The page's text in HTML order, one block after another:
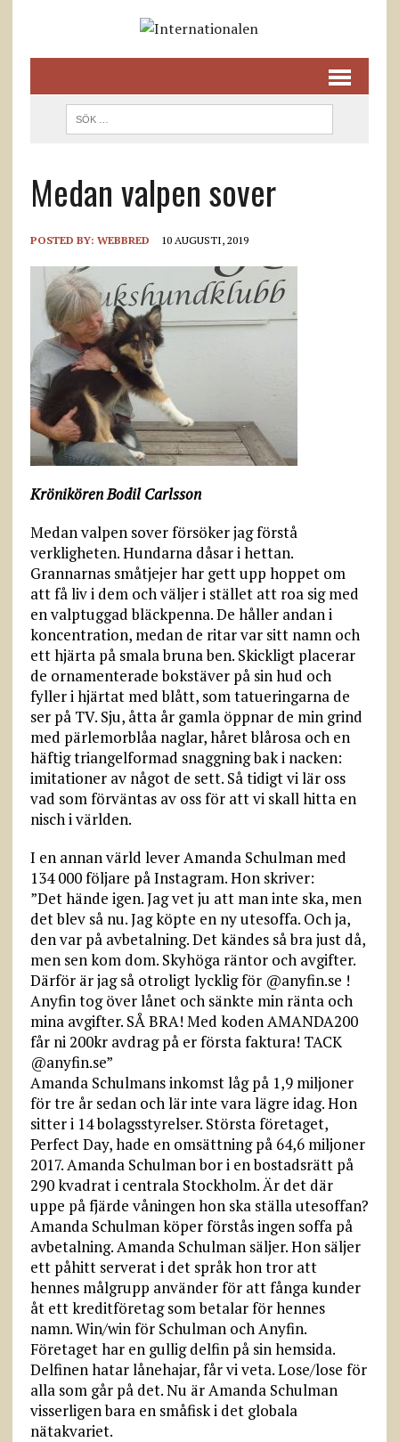
Medan valpen sover
POSTED BY: WEBBRED 10 AUGUSTI, 2019
Krönikören Bodil Carlsson
Medan valpen sover försöker jag förstå
verkligheten. Hundarna dåsar i hettan.
Grannarnas småtjejer har gett upp hoppet om
att få liv i dem och väljer i stället att roa sig med
en valptuggad bläckpenna. De håller andan i
koncentration, medan de ritar var sitt namn och
ett hjärta på smala bruna ben. Skickligt placerar
de ornamenterade bokstäver på sin hud och
fyller i hjärtat med blått, som tatueringarna de
ser på TV. Sju, åtta år gamla öppnar de min grind
med pärlemorblåa naglar, håret blårosa och en
häftig triangelformad snaggning bak i nacken:
imitationer av något de sett. Så tidigt vi lär oss
vad som förväntas av oss för att vi skall hitta en
nisch i världen.
I en annan värld lever Amanda Schulman med
134 000 följare på Instagram. Hon skriver:
”Det hände igen. Jag vet ju att man inte ska, men
det blev så nu. Jag köpte en ny utesoffa. Och ja,
den var på avbetalning. Det kändes så bra just då,
men sen kom dom. Skyhöga räntor och avgifter.
Därför är jag så otroligt lycklig för @anyfin.se !
Anyfin tog över lånet och sänkte min ränta och
mina avgifter. SÅ BRA! Med koden AMANDA200
får ni 200kr avdrag på er första faktura! TACK
@anyfin.se”
Amanda Schulmans inkomst låg på 1,9 miljoner
för tre år sedan och lär inte vara lägre idag. Hon
sitter i 14 bolagsstyrelser. Största företaget,
Perfect Day, hade en omsättning på 64,6 miljoner
2017. Amanda Schulman bor i en bostadsrätt på
290 kvadrat i centrala Stockholm. Är det där
uppe på fjärde våningen hon ska ställa utesoffan?
Amanda Schulman köper förstås ingen soffa på
avbetalning. Amanda Schulman säljer. Hon säljer
ett påhitt serverat i det språk hon tror att
hennes målgrupp använder för att fånga kunder
åt ett kreditföretag som betalar för hennes
namn. Win/win för Schulman och Anyfin.
Företaget har en gullig delfin på sin hemsida.
Delfinen hatar lånehajar, får vi veta. Lose/lose för
alla som går på det. Nu är Amanda Schulman
visserligen bara en småfisk i det globala
nätakvariet.